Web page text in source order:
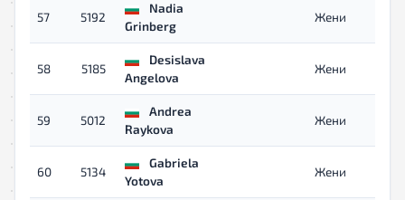
57 5192
Nadia
Grinberg
Жени
58 5185
Desislava
Angelova
Жени
59 5012
Andrea
Raykova
Жени
60 5134
Gabriela
Yotova
Жени